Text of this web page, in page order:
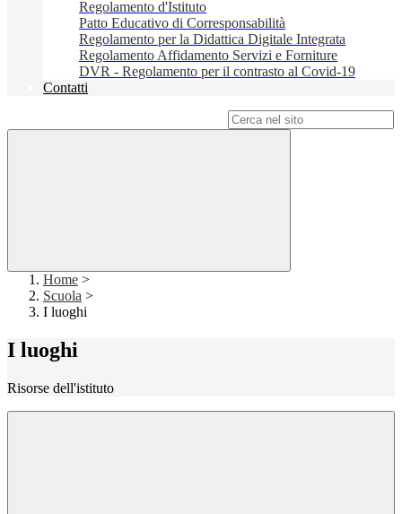
Regolamento d'Istituto
Patto Educativo di Corresponsabilità
Regolamento per la Didattica Digitale Integrata
Regolamento Affidamento Servizi e Forniture
DVR - Regolamento per il contrasto al Covid-19
Contatti
Home >
Scuola >
I luoghi
I luoghi
Risorse dell'istituto